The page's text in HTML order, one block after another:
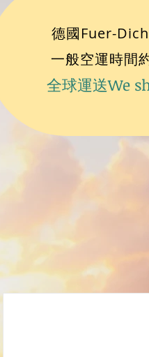
德國Fuer-
一般空運時間
全球運送We